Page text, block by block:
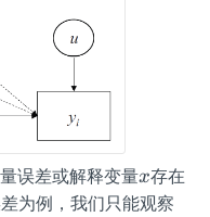
误差或解释变量x
x存在
为例，我们只能观察